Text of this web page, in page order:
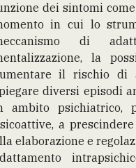
dei sintomi
in cui lo
di
la
il rischio di
diversi episodi
ambito psichiatrico,
a
elaborazione e